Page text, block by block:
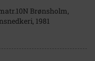
Brønsholm,
1981